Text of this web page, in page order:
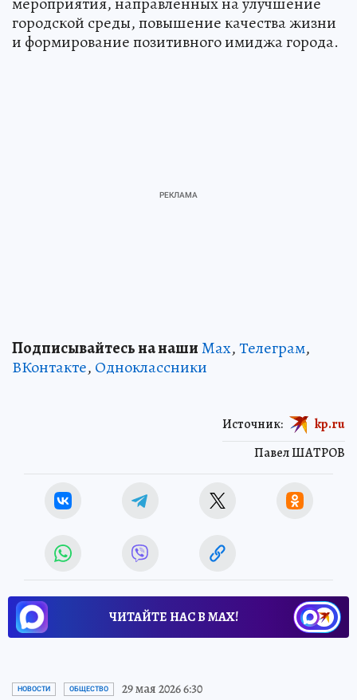
городской среды, повышение качества жизни
и формирование позитивного имиджа города.
Подписывайтесь на нашиMax,Телеграм,
ВКонтакте, Одноклассники
Павел ШАТРОВ
Источник: kp.ru
ЧИТАЙТЕ НАС В МАХ!
НОВОСТИ ОБЩЕСТВО 29 мая 2026 6:30